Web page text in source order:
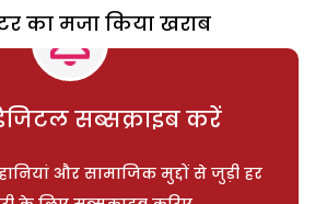
का मजा किया खराब
सब्सक्राइब करें
और सामाजिक मुद्दों से जुड़ी हर